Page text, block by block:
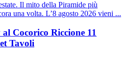
Il mito della Piramide più
una volta. L’8 agosto 2026 vieni ...
Cocorico Riccione 11
Tavoli